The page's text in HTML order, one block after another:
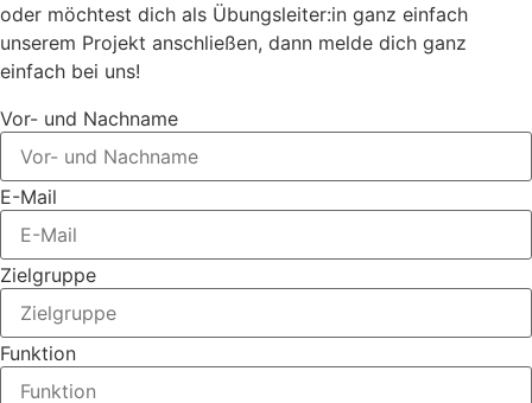
oder möchtest dich als Übungsleiter:in ganz einfach
unserem Projekt anschließen, dann melde dich ganz
einfach bei uns!
Vor- und Nachname
E-Mail
Zielgruppe
Funktion